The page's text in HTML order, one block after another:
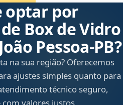
optar por
Box de Vidro
Pessoa‑PB?
na sua região? Oferecemos
ajustes simples quanto para
técnico seguro,